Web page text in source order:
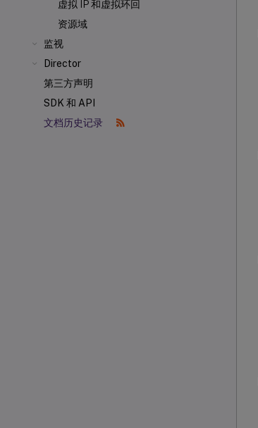
虚拟 IP 和虚拟环回
资源域
监视
Director
第三方声明
SDK 和 API
文档历史记录